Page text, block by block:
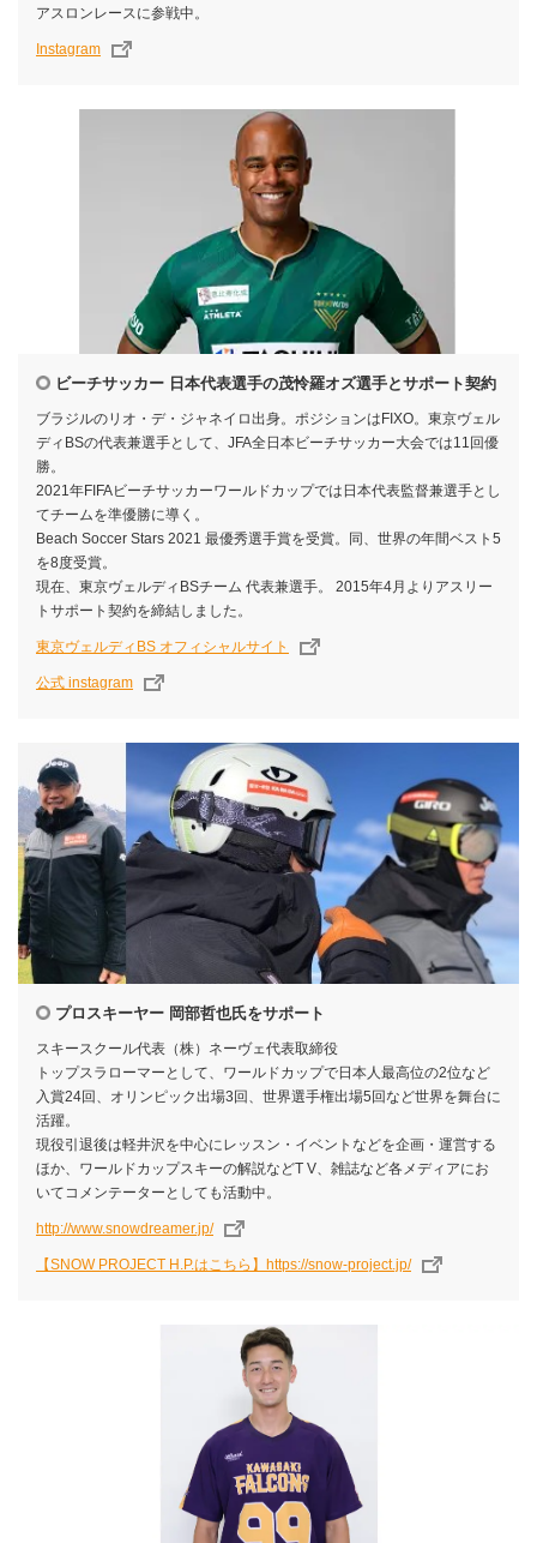
アスロンレースに参戦中。
Instagram
ビーチサッカー 日本代表選手の茂怜羅オズ選手とサポート契約
ブラジルのリオ・デ・ジャネイロ出身。ポジションはFIXO。東京ヴェル
ディBSの代表兼選手として、JFA全日本ビーチサッカー大会では11回優
勝。
2021年FIFAビーチサッカーワールドカップでは日本代表監督兼選手とし
てチームを準優勝に導く。
Beach Soccer Stars 2021 最優秀選手賞を受賞。同、世界の年間ベスト5
を8度受賞。
現在、東京ヴェルディBSチーム 代表兼選手。 2015年4月よりアスリー
トサポート契約を締結しました。
東京ヴェルディBS オフィシャルサイト
公式 instagram
プロスキーヤー 岡部哲也氏をサポート
スキースクール代表（株）ネーヴェ代表取締役
トップスラローマーとして、ワールドカップで日本人最高位の2位など
入賞24回、オリンピック出場3回、世界選手権出場5回など世界を舞台に
活躍。
現役引退後は軽井沢を中心にレッスン・イベントなどを企画・運営する
ほか、ワールドカップスキーの解説などT V、雑誌など各メディアにお
いてコメンテーターとしても活動中。
http://www.snowdreamer.jp/
【SNOW PROJECT H.P.はこちら】https://snow-project.jp/